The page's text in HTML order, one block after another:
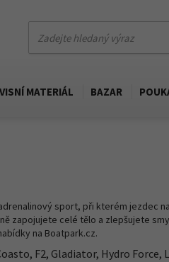
MATERIÁL BAZAR
sport, při kterém
zapojujete celé tělo a zlepšujete
na Boatpark.cz.
F2, Gladiator, Hydro